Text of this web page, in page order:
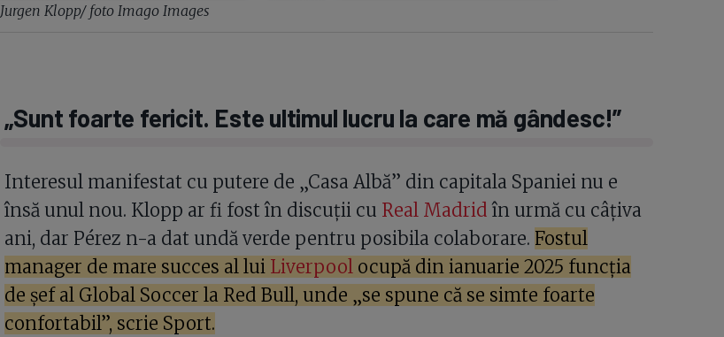
Jurgen Klopp/ foto Imago Images
„Sunt foarte fericit. Este ultimul lucru la care mă gândesc!”
Interesul manifestat cu putere de „Casa Albă” din capitala Spaniei nu e
însă unul nou. Klopp ar fi fost în discuții cu Real Madrid în urmă cu câțiva
ani, dar Pérez n-a dat undă verde pentru posibila colaborare. Fostul
manager de mare succes al lui Liverpool ocupă din ianuarie 2025 funcția
de șef al Global Soccer la Red Bull, unde „se spune că se simte foarte
confortabil”, scrie Sport.